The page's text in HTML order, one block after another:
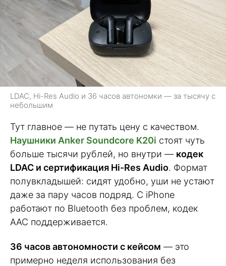
LDAC, Hi-Res Audio и 36 часов автономки — за тысячу с
небольшим
Тут главное — не путать цену с качеством.
Наушники Anker Soundcore K20i стоят чуть
больше тысячи рублей, но внутри — кодек
LDAC и сертификация Hi-Res Audio. Формат
полувкладышей: сидят удобно, уши не устают
даже за пару часов подряд. С iPhone
работают по Bluetooth без проблем, кодек
AAC поддерживается.
36 часов автономности с кейсом — это
примерно неделя использования без